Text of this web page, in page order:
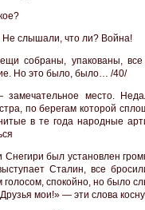
Не слышали, что ли? Война!
собраны, упакованы,
Но это было, было… /40/
место.
по берегам которой
в те года народные
Снегири был установлен
Сталин, все
голосом, спокойно, но было
мои!» — эти слова